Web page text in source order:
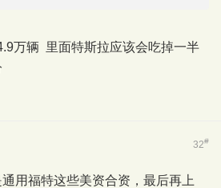
万辆 里面特斯拉应该会吃掉一半
32#
用福特这些美资合资，最后再上